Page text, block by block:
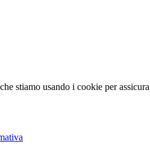
stiamo usando i cookie per